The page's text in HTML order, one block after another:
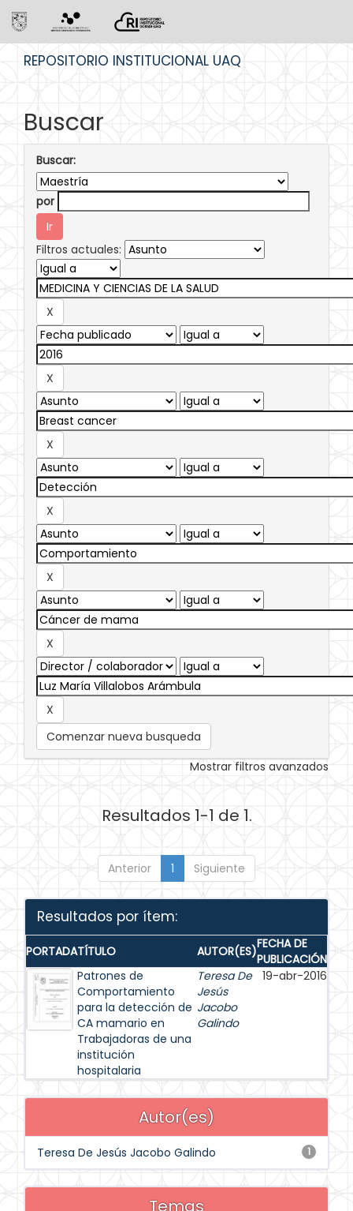
REPOSITORIO INSTITUCIONAL UAQ
Buscar
Buscar:
por
Filtros actuales:
Comenzar nueva busqueda
Mostrar filtros avanzados
Resultados 1-1 de 1.
Anterior 1 Siguiente
Resultados por ítem:
PORTADATÍTULO AUTOR(ES)FECHA DE
PUBLICACIÓN
Patrones de
Comportamiento
para la detección de
CA mamario en
Trabajadoras de una
institución
hospitalaria
Teresa De
Jesús
Jacobo
Galindo
19-abr-2016
Autor(es)
1
Teresa De Jesús Jacobo Galindo
Temas